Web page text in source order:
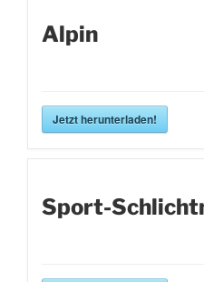
Alpin
Jetzt herunterladen!
Sport-